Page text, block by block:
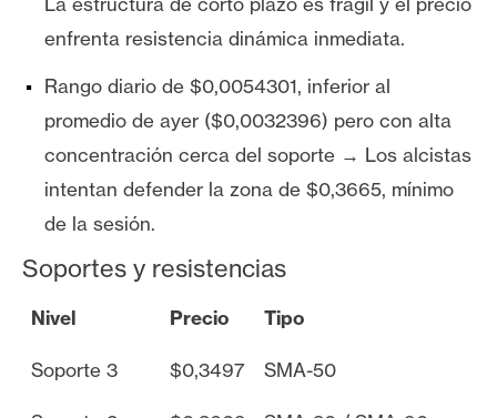
enfrenta resistencia dinámica inmediata.
Rango diario de $0,0054301, inferior al
promedio de ayer ($0,0032396) pero con alta
concentración cerca del soporte → Los alcistas
intentan defender la zona de $0,3665, mínimo
de la sesión.
Soportes y resistencias
Nivel Precio Tipo
Soporte 3 $0,3497 SMA-50